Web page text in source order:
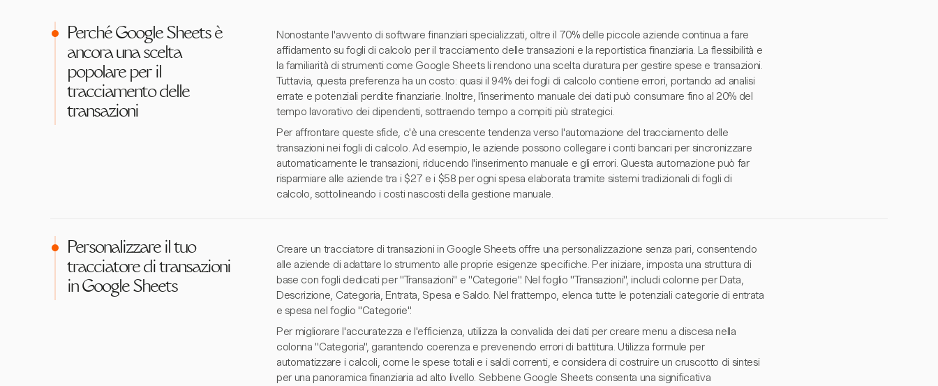
Perché Google Sheets è
ancora una scelta
popolare per il
tracciamento delle
transazioni
Nonostante l'avvento di software finanziari specializzati, oltre il 70% delle piccole aziende continua a fare
affidamento su fogli di calcolo per il tracciamento delle transazioni e la reportistica finanziaria. La flessibilità e
la familiarità di strumenti come Google Sheets li rendono una scelta duratura per gestire spese e transazioni.
Tuttavia, questa preferenza ha un costo: quasi il 94% dei fogli di calcolo contiene errori, portando ad analisi
errate e potenziali perdite finanziarie. Inoltre, l'inserimento manuale dei dati può consumare fino al 20% del
tempo lavorativo dei dipendenti, sottraendo tempo a compiti più strategici.
Per affrontare queste sfide, c'è una crescente tendenza verso l'automazione del tracciamento delle
transazioni nei fogli di calcolo. Ad esempio, le aziende possono collegare i conti bancari per sincronizzare
automaticamente le transazioni, riducendo l'inserimento manuale e gli errori. Questa automazione può far
risparmiare alle aziende tra i $27 e i $58 per ogni spesa elaborata tramite sistemi tradizionali di fogli di
calcolo, sottolineando i costi nascosti della gestione manuale.
Personalizzare il tuo
tracciatore di transazioni
in Google Sheets
Creare un tracciatore di transazioni in Google Sheets offre una personalizzazione senza pari, consentendo
alle aziende di adattare lo strumento alle proprie esigenze specifiche. Per iniziare, imposta una struttura di
base con fogli dedicati per "Transazioni" e "Categorie". Nel foglio "Transazioni", includi colonne per Data,
Descrizione, Categoria, Entrata, Spesa e Saldo. Nel frattempo, elenca tutte le potenziali categorie di entrata
e spesa nel foglio "Categorie".
Per migliorare l'accuratezza e l'efficienza, utilizza la convalida dei dati per creare menu a discesa nella
colonna "Categoria", garantendo coerenza e prevenendo errori di battitura. Utilizza formule per
automatizzare i calcoli, come le spese totali e i saldi correnti, e considera di costruire un cruscotto di sintesi
per una panoramica finanziaria ad alto livello. Sebbene Google Sheets consenta una significativa